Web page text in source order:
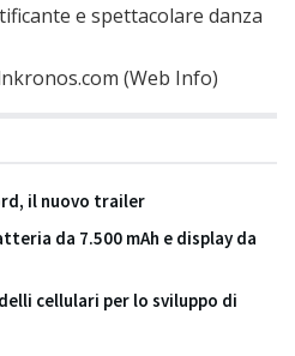
e spettacolare danza
(Web Info)
il nuovo trailer
da 7.500 mAh e display da
cellulari per lo sviluppo di